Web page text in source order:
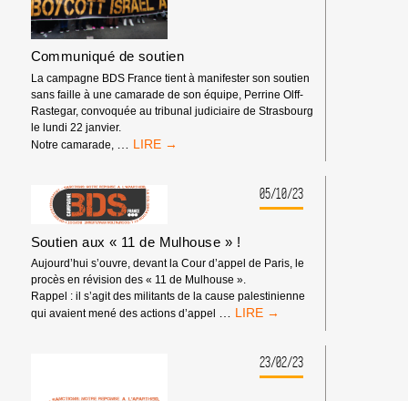
Communiqué de soutien
La campagne BDS France tient à manifester son soutien
sans faille à une camarade de son équipe, Perrine Olff-
Rastegar, convoquée au tribunal judiciaire de Strasbourg
le lundi 22 janvier.
Notre camarade,
COMMUNIQUÉ
05/10/23
Soutien aux « 11 de Mulhouse » !
Aujourd’hui s’ouvre, devant la Cour d’appel de Paris, le
procès en révision des « 11 de Mulhouse ».
Rappel : il s’agit des militants de la cause palestinienne
qui avaient mené des actions d’appel
SOUTIEN
MULHOUSE »
23/02/23